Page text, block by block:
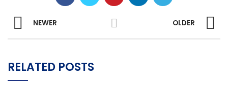
NEWER OLDER
RELATED POSTS